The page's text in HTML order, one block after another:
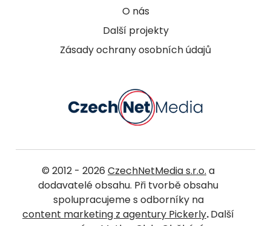
O nás
Další projekty
Zásady ochrany osobních údajů
© 2012 - 2026 CzechNetMedia s.r.o. a
dodavatelé obsahu. Při tvorbě obsahu
spolupracujeme s odborníky na
content marketing z agentury Pickerly.Další